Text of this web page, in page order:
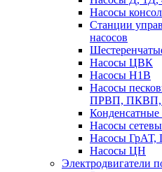
Насосы
Станции
насосов
Насосы ЦВК
Насосы Н1В
Насосы
ПРВП,
Насосы
Насосы ГрАТ,
Насосы ЦН
Электродвигатели